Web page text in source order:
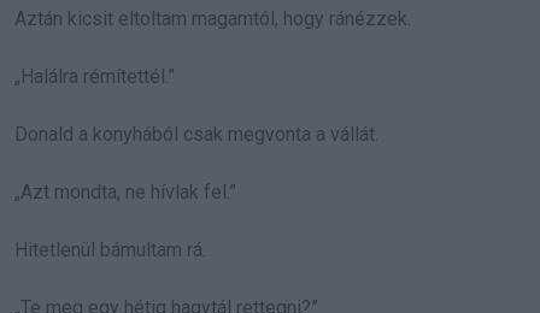
Aztán kicsit eltoltam magamtól, hogy ránézzek.
„Halálra rémítettél.”
Donald a konyhából csak megvonta a vállát.
„Azt mondta, ne hívlak fel.”
Hitetlenül bámultam rá.
„Te meg egy hétig hagytál rettegni?”